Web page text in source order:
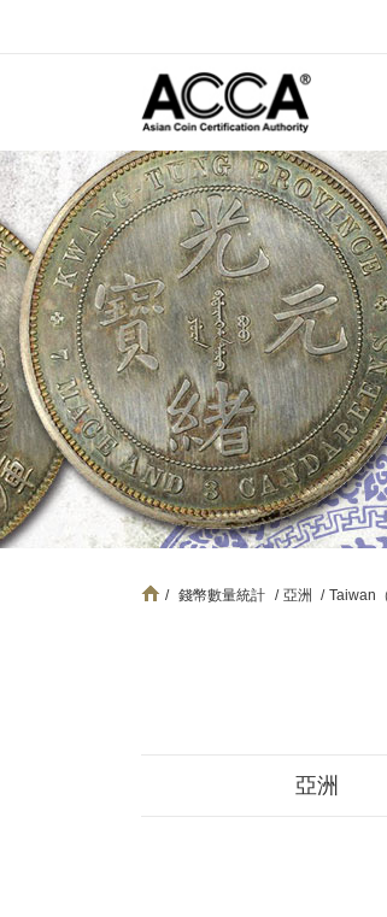
/ 錢幣數量統計 / 亞洲 / Taiwan
亞洲